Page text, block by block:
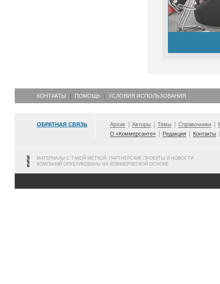
КОНТАКТЫ ПОМОЩЬ УСЛОВИЯ ИСПОЛЬЗОВАНИЯ
ОБРАТНАЯ СВЯЗЬ Архив Авторы Темы Справочники
О «Коммерсанте»
Редакция Контакты
МАТЕРИАЛЫ С ТАКОЙ МЕТКОЙ, ПАРТНЕРСКИЕ ПРОЕКТЫ И НОВОСТИ
КОМПАНИЙ ОПУБЛИКОВАНЫ НА КОММЕРЧЕСКОЙ ОСНОВЕ